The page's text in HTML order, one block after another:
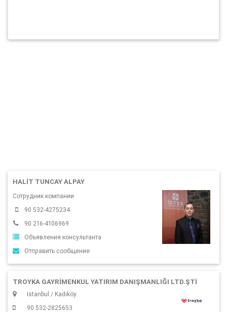
HALIT TUNCAY ALPAY
Сотрудник компании
90 532-4275234
90 216-4106969
Объявления консультанта
Отправить сообщение
TROYKA GAYRIMENKUL YATIRIM DANIŞMANLIĞI LTD.ŞTI
Istanbul / Kadıköy
90 532-2825653